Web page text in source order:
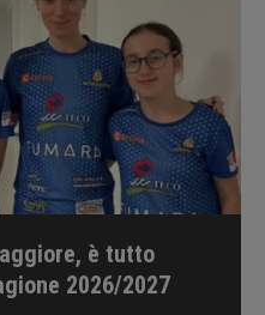
è tutto
2026/2027